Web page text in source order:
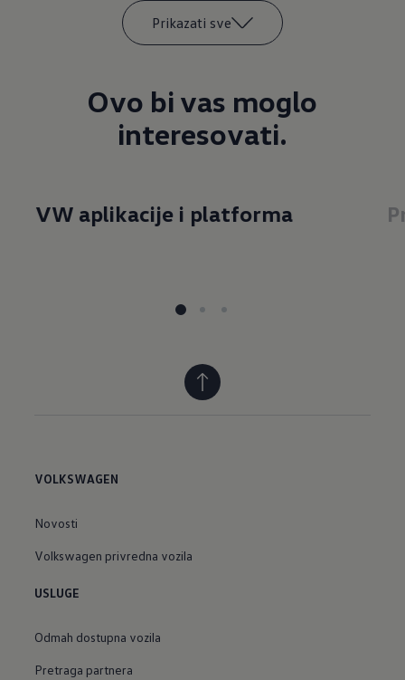
Prikazati sve
Ovo bi vas moglo
interesovati.
VW aplikacije i platforma
VOLKSWAGEN
Novosti
Volkswagen privredna vozila
USLUGE
Odmah dostupna vozila
Pretraga partnera